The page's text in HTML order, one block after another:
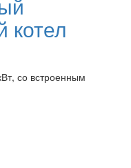
котел
со встроенным